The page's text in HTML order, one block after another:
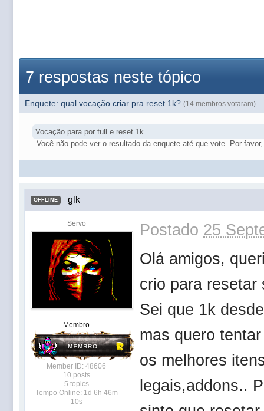
7 respostas neste tópico
Enquete: qual vocação criar pra reset 1k? (14 membros votaram)
Vocação para por full e reset 1k
Você não pode ver o resultado da enquete até que vote. Por
OFFLINE glk
Servo
Membro
Member ID: 48606
10 posts
5 topics
Tempo Online: 1d 6h 46m
10s
Postado 25
Olá amigos,
crio para
Sei que 1k
mas quero
os melhores
legais,addons..